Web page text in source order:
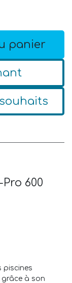
panier
600
piscines
grâce à son